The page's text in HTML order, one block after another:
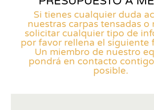
Si tienes cualquier duda
nuestras carpas tensadas o
solicitar cualquier tipo de
por favor rellena el siguiente
Un miembro de nuestro
pondrá en contacto
posible.